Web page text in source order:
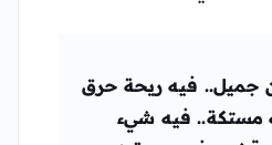
جميل.. فيه ريحة حرق
مستكة.. فيه شيء